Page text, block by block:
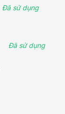
Đã sử dụng
Đã sử dụng